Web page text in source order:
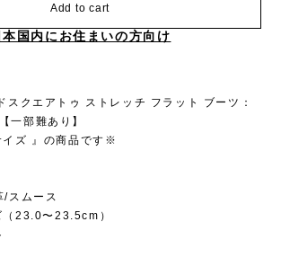
Add to cart
本国内にお住まいの方向け
スクエアトゥ ストレッチ フラット ブーツ：
一部難あり】
ズ 』の商品です※
ムース
23.0〜23.5cm）